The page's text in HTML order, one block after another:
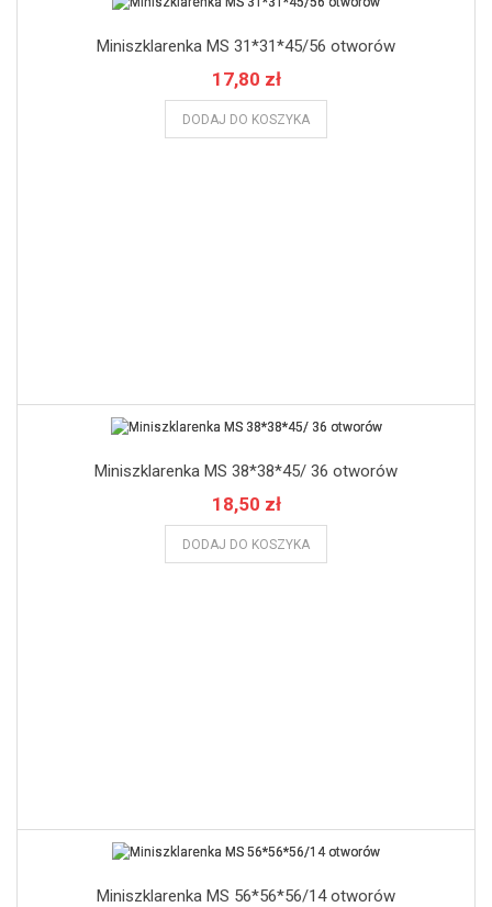
Miniszklarenka MS 31*31*45/56 otworów
17,80 zł
DODAJ DO KOSZYKA
Miniszklarenka MS 38*38*45/ 36 otworów
18,50 zł
DODAJ DO KOSZYKA
Miniszklarenka MS 56*56*56/14 otworów